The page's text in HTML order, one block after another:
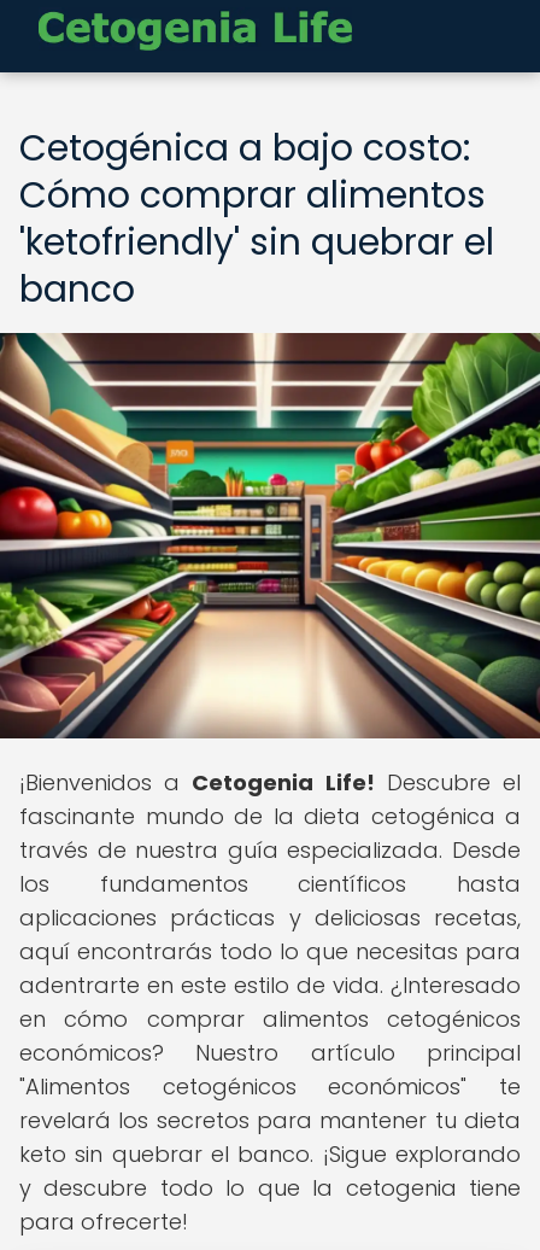
Cetogénica a bajo costo:
Cómo comprar alimentos
'ketofriendly' sin quebrar el
banco
¡Bienvenidos a Cetogenia Life! Descubre el
fascinante mundo de la dieta cetogénica a
través de nuestra guía especializada. Desde
los fundamentos científicos hasta
aplicaciones prácticas y deliciosas recetas,
aquí encontrarás todo lo que necesitas para
adentrarte en este estilo de vida. ¿Interesado
en cómo comprar alimentos cetogénicos
económicos? Nuestro artículo principal
"Alimentos cetogénicos económicos" te
revelará los secretos para mantener tu dieta
keto sin quebrar el banco. ¡Sigue explorando
y descubre todo lo que la cetogenia tiene
para ofrecerte!